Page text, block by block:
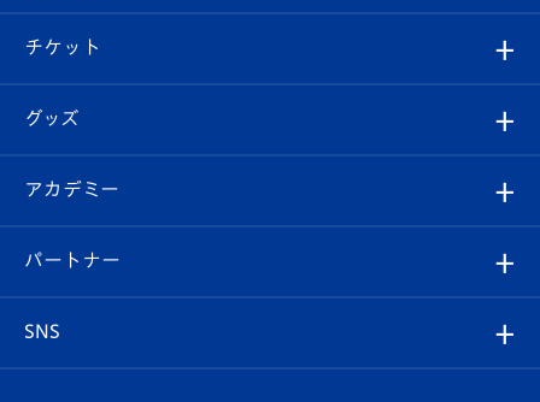
試合情報
チケット
イベント
メディア
ホームタウン
クラブ概要
エンブレム紹介
スタッフプロフィール
マスコット紹介
はじめての観戦ガイド
Revive Team
ヴィヴィくんの長崎おもてなしガイド
試合日程/結果
フォトギャラリー
スタジアムグルメ
チケット
チケット
V-LOVERS（ファンクラブ）
プレイヤーズスイート
グッズ
オンラインショップ
店舗情報
アカデミー
育成からのお知らせ
U-18
パートナー
SNS